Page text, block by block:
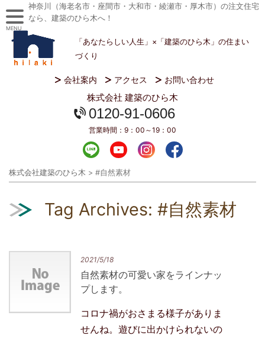
神奈川（海老名市・座間市・大和市・綾瀬市・厚木市）の注文住宅
なら、建築のひら木へ！
「あなたらしい人生」×「建築のひら木」の住まい
づくり
会社案内 アクセス お問い合わせ
株式会社 建築のひら木
0120-91-0606
営業時間： 9：00～19：00
株式会社建築のひら木 > #自然素材
Tag Archives: #自然素材
2021/5/18
自然素材の可愛い家をラインナッ
プします。
コロナ禍がおさまる様子がありま
せんね。遊びに出かけられないの
MENU